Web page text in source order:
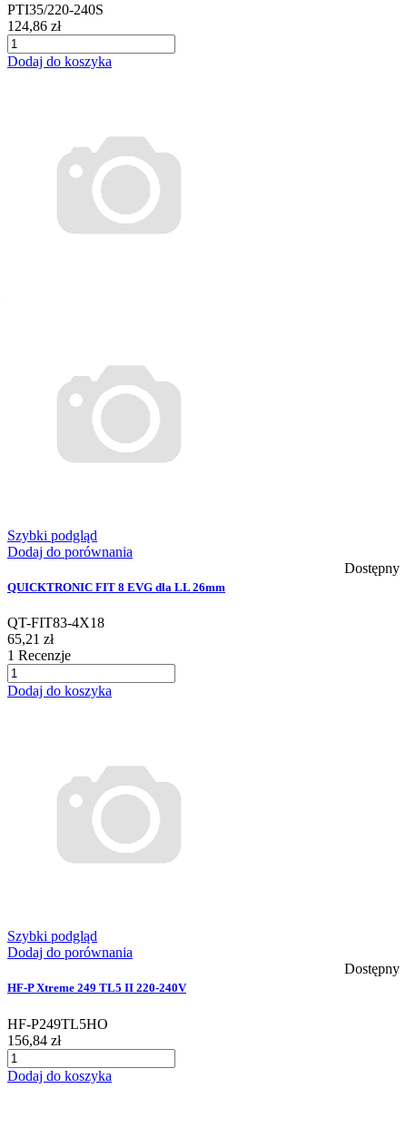
PTI35/220-240S
124,86 zł
Dodaj do koszyka
Szybki podgląd
Dodaj do porównania
Dostępny
QUICKTRONIC FIT 8 EVG dla LL 26mm
QT-FIT83-4X18
65,21 zł
1 Recenzje
Dodaj do koszyka
Szybki podgląd
Dodaj do porównania
Dostępny
HF-P Xtreme 249 TL5 II 220-240V
HF-P249TL5HO
156,84 zł
Dodaj do koszyka